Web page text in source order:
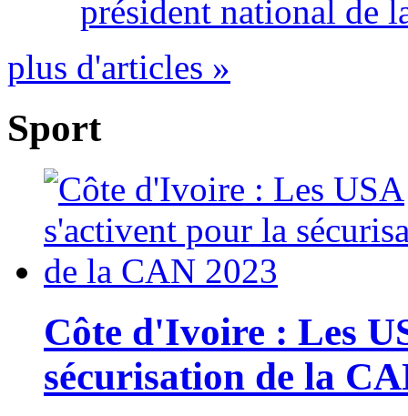
président national de
plus d'articles »
Sport
Côte d'Ivoire : Les
sécurisation de la